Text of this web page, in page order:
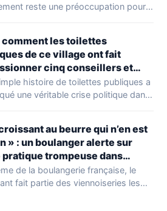
reste une préoccupation pour
les toilettes
de ce village ont fait
cinq conseillers et
près de 60 000 €
histoire de toilettes publiques a
une véritable crise politique dans
au beurre qui n’en est
» : un boulanger alerte sur
trompeuse dans
boulangeries-pâtisseries
de la boulangerie française, le
fait partie des viennoiseries les